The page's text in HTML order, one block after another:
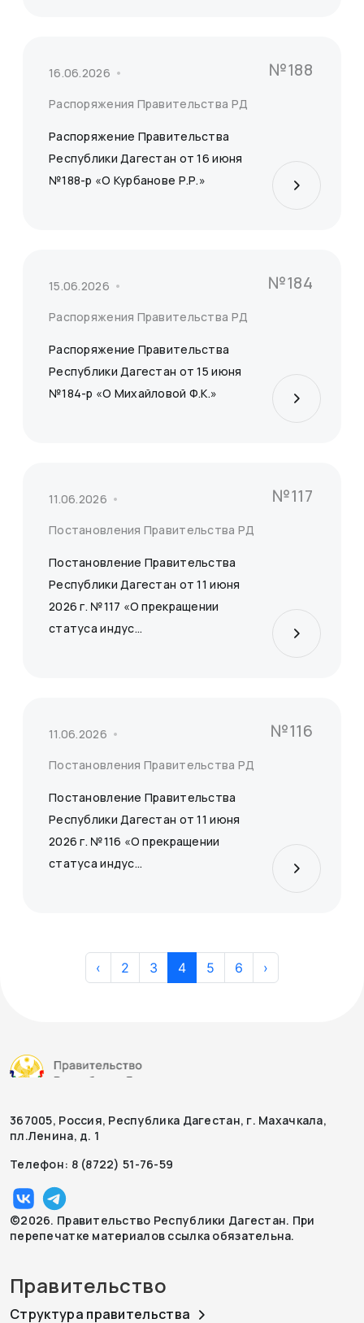
16.06.2026
Распоряжения Правительства РД
№188
Распоряжение Правительства
Республики Дагестан от 16 июня
№188-р «О Курбанове Р.Р.»
15.06.2026
Распоряжения Правительства РД
№184
Распоряжение Правительства
Республики Дагестан от 15 июня
№184-р «О Михайловой Ф.К.»
11.06.2026
Постановления Правительства РД
№117
Постановление Правительства
Республики Дагестан от 11 июня
2026 г. №117 «О прекращении
статуса индус...
11.06.2026
Постановления Правительства РД
№116
Постановление Правительства
Республики Дагестан от 11 июня
2026 г. №116 «О прекращении
статуса индус...
‹ 2 3 4 5 6 ›
367005, Россия, Республика Дагестан, г. Махачкала,
пл.Ленина, д. 1
Телефон: 8 (8722) 51-76-59
©2026. Правительство Республики Дагестан. При
перепечатке материалов ссылка обязательна.
Правительство
Структура правительства